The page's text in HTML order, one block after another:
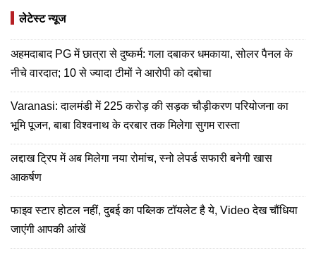
लेटेस्ट न्यूज
अहमदाबाद PG में छात्रा से दुष्कर्म: गला दबाकर धमकाया, सोलर पैनल के
नीचे वारदात; 10 से ज्यादा टीमों ने आरोपी को दबोचा
Varanasi: दालमंडी में 225 करोड़ की सड़क चौड़ीकरण परियोजना का
भूमि पूजन, बाबा विश्वनाथ के दरबार तक मिलेगा सुगम रास्ता
लद्दाख ट्रिप में अब मिलेगा नया रोमांच, स्नो लेपर्ड सफारी बनेगी खास
आकर्षण
फाइव स्टार होटल नहीं, दुबई का पब्लिक टॉयलेट है ये, Video देख चौंधिया
जाएंगी आपकी आंखें